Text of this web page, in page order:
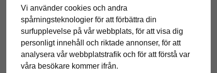
Vi använder cookies och andra
spårningsteknologier för att förbättra din
surfupplevelse på vår webbplats, för att visa dig
personligt innehåll och riktade annonser, för att
analysera vår webbplatstrafik och för att förstå var
våra besökare kommer ifrån.